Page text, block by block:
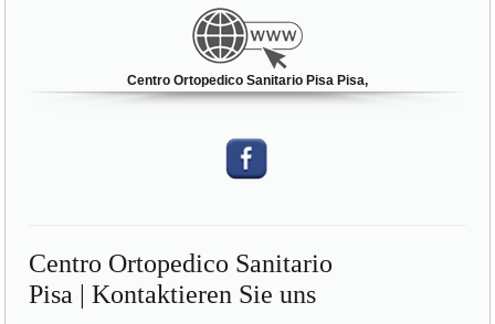
Centro Ortopedico Sanitario Pisa Pisa,
Centro Ortopedico Sanitario
Pisa | Kontaktieren Sie uns